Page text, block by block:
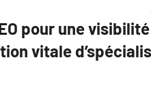
pour une
vitale